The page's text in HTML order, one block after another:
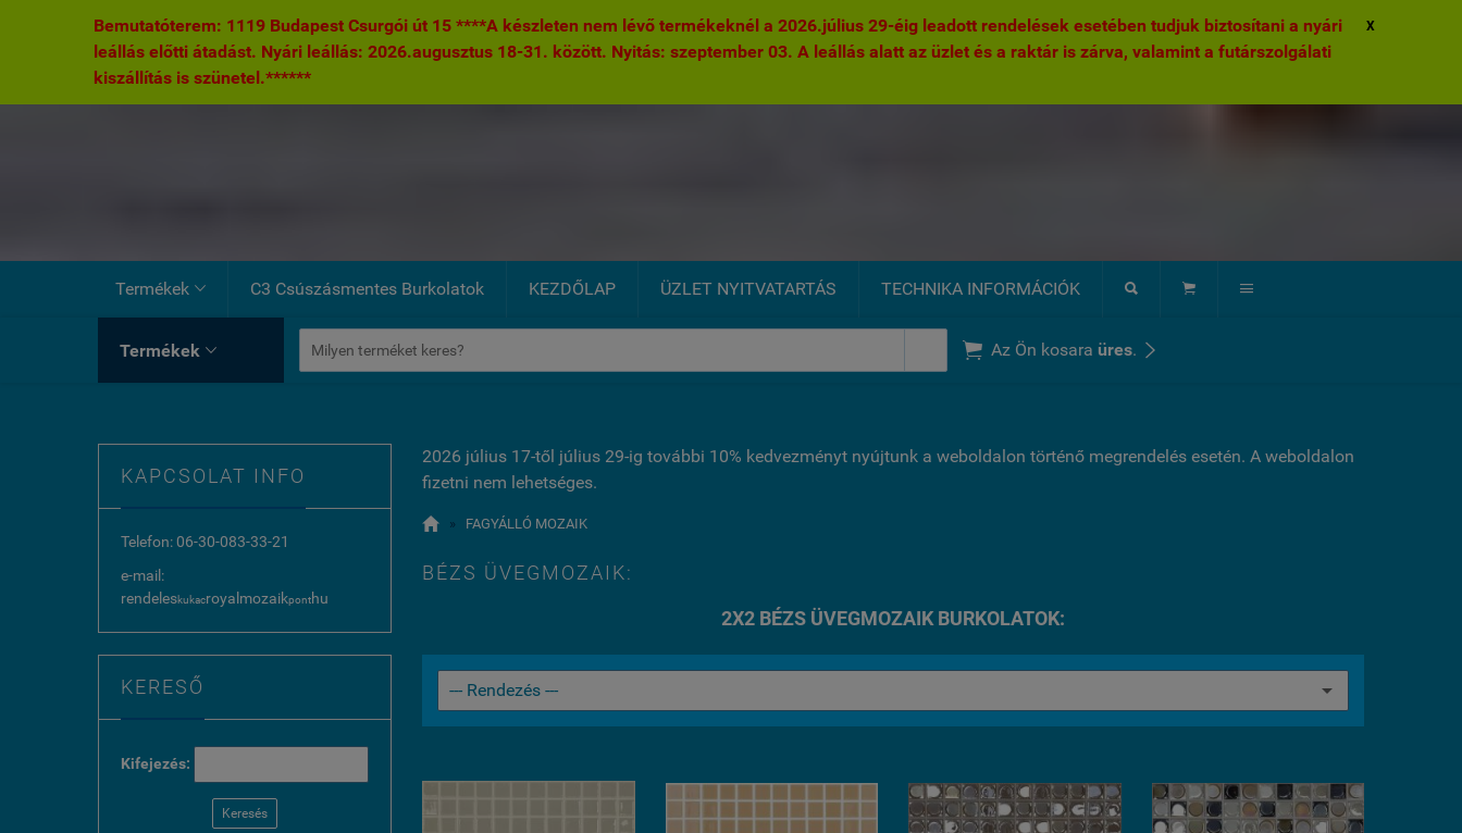
Bemutatóterem: 1119 Budapest Csurgói út 15 ****A készleten nem lévő termékeknél a 2026.július 29-éig leadott rendelések esetében tudjuk biztosítani a nyári
leállás előtti átadást. Nyári leállás: 2026.augusztus 18-31. között. Nyitás: szeptember 03. A leállás alatt az üzlet és a raktár is zárva, valamint a futárszolgálati
kiszállítás is szünetel.******
X
Termékek  C3 Csúszásmentes Burkolatok KEZDŐLAP ÜZLET NYITVATARTÁS TECHNIKA INFORMÁCIÓK   
Termékek   Az Ön kosara üres. 
KAPCSOLAT INFO
Telefon: 06-30-083-33-21
e-mail:
rendeleskukacroyalmozaikponthu
KERESŐ
Kifejezés:
Keresés
2026 július 17-től július 29-ig további 10% kedvezményt nyújtunk a weboldalon történő megrendelés esetén. A weboldalon
fizetni nem lehetséges.
 » FAGYÁLLÓ MOZAIK
BÉZS ÜVEGMOZAIK:
2X2 BÉZS ÜVEGMOZAIK BURKOLATOK: